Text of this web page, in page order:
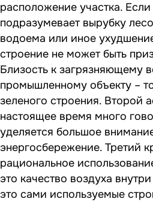
расположение участка. Если
подразумевает вырубку
водоема или иное
строение не может быть
Близость к загрязняющему
промышленному объекту –
зеленого строения. Второй
настоящее время много
уделяется большое
энергосбережение. Третий
рациональное
это качество воздуха
это сами используемые